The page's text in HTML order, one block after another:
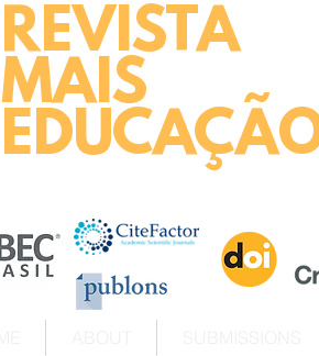
REVISTA
MAIS